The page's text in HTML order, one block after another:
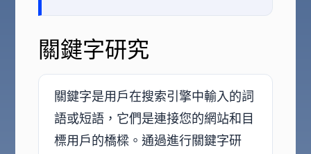
關鍵字研究
關鍵字是用戶在搜索引擎中輸入的詞
語或短語，它們是連接您的網站和目
標用戶的橋樑。通過進行關鍵字研